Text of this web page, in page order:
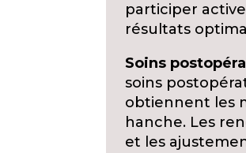
participer
résultats
Soins
soins
obtiennent les
hanche. Les
et les